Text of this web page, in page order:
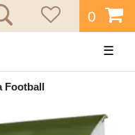
0
☰
Football